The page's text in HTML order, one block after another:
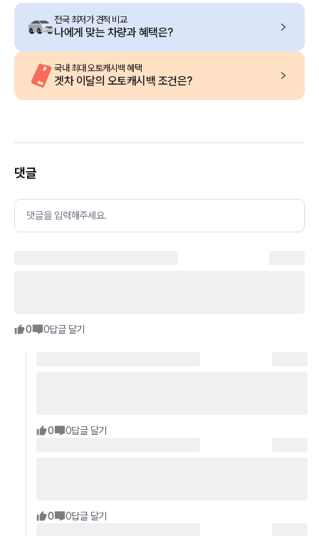
전국 최저가 견적 비교
나에게 맞는 차량과 혜택은?
국내 최대 오토캐시백 혜택
겟차 이달의 오토캐시백 조건은?
댓글
댓글을 입력해주세요.
0 0답글 달기
0 0답글 달기
0 0답글 달기